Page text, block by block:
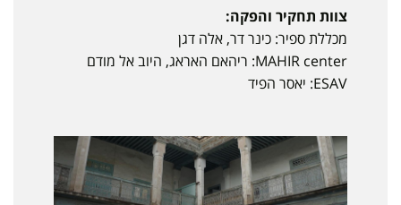
צוות תחקיר והפקה:
מכללת ספיר: כינר דר, אלה דגן
MAHIR center: ריהאם האראג, היוב אל מודם
ESAV: יאסר הפיד